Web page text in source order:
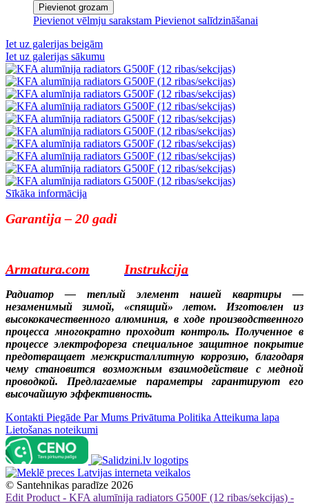
Pievienot grozam
Pievienot vēlmju sarakstam Pievienot salīdzināšanai
Iet uz galerijas beigām
Iet uz galerijas sākumu
Sīkāka informācija
Garantija – 20 gadi
Armatura.com Instrukcija
Радиатор — теплый элемент нашей квартиры —
незаменимый зимой, «спящий» летом. Изготовлен из
высококачественного алюминия, в ходе производственного
процесса многократно проходит контроль. Полученное в
процессе электрофореза специальное защитное покрытие
предотвращает межкристаллитную коррозию, благодаря
чему становится возможным взаимодействие с медной
проводкой. Предлагаемые параметры гарантируют его
высочайшую эффективность.​
Kontakti Piegāde Par Mums Privātuma Politika Atteikuma lapa
Lietošanas noteikumi
© Santehnikas paradīze 2026
Edit Product - KFA alumīnija radiators G500F (12 ribas/sekcijas) -